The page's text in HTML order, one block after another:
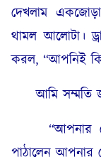
দেখলাম
থামল আলোটা।
করল, “আপনিই কি
আমি সম্মতি
“আপনার
পাঠালেন আপনার